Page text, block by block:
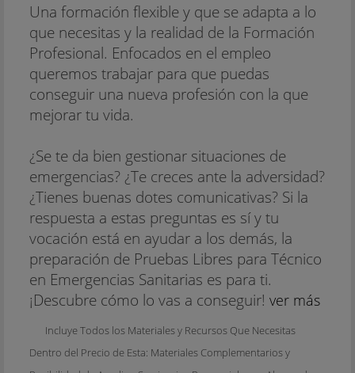
Una formación flexible y que se adapta a lo
que necesitas y la realidad de la Formación
Profesional. Enfocados en el empleo
queremos trabajar para que puedas
conseguir una nueva profesión con la que
mejorar tu vida.
¿Se te da bien gestionar situaciones de
emergencias? ¿Te creces ante la adversidad?
¿Tienes buenas dotes comunicativas? Si la
respuesta a estas preguntas es sí y tu
vocación está en ayudar a los demás, la
preparación de Pruebas Libres para Técnico
en Emergencias Sanitarias es para ti.
¡Descubre cómo lo vas a conseguir! ver más
Incluye Todos los Materiales y Recursos Que Necesitas
Dentro del Precio de Esta: Materiales Complementarios y